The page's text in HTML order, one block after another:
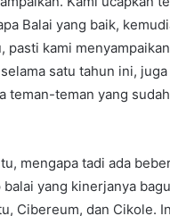
Balai yang baik,
pasti kami
satu tahun ini,
teman-teman yang
mengapa tadi ada
yang kinerjanya
Cibereum, dan Cikole.